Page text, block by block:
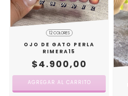
12 COLORES
OJO DE GATO PERLA
RIMERA15
$4.900,00
AGREGAR AL CARRITO